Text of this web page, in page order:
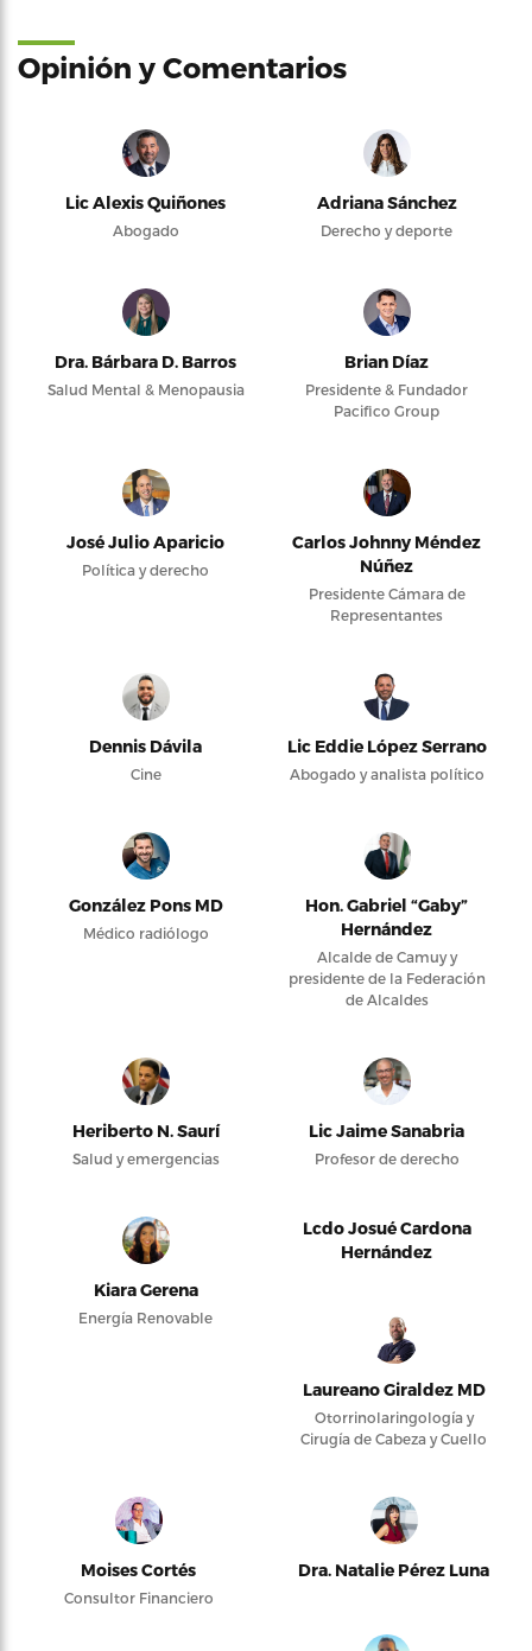
Opinión y Comentarios
Lic Alexis Quiñones
Abogado
Adriana Sánchez
Derecho y deporte
Dra. Bárbara D. Barros
Salud Mental & Menopausia
Brian Díaz
Presidente & Fundador
Pacifico Group
José Julio Aparicio
Política y derecho
Carlos Johnny Méndez
Núñez
Presidente Cámara de
Representantes
Dennis Dávila
Cine
Lic Eddie López Serrano
Abogado y analista político
González Pons MD
Médico radiólogo
Hon. Gabriel “Gaby”
Hernández
Alcalde de Camuy y
presidente de la Federación
de Alcaldes
Heriberto N. Saurí
Salud y emergencias
Lic Jaime Sanabria
Profesor de derecho
Kiara Gerena
Energía Renovable
Lcdo Josué Cardona
Hernández
Laureano Giraldez MD
Otorrinolaringología y
Cirugía de Cabeza y Cuello
Moises Cortés
Consultor Financiero
Dra. Natalie Pérez Luna